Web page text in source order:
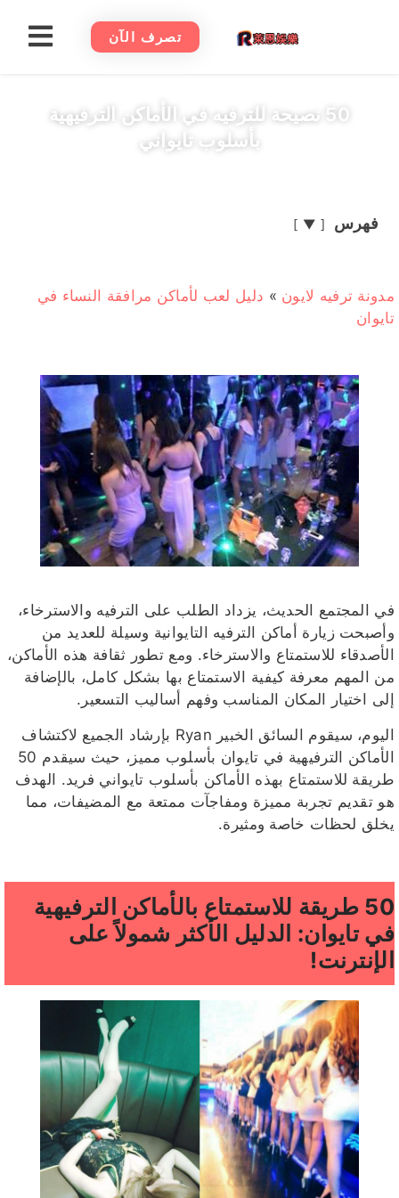
تصرف الآن
50 نصيحة للترفيه في الأماكن الترفيهية
بأسلوب تايواني
فهرس ▼
مدونة ترفيه لايون » دليل لعب لأماكن مرافقة النساء في
تايوان
في المجتمع الحديث، يزداد الطلب على الترفيه والاسترخاء،
وأصبحت زيارة أماكن الترفيه التايوانية وسيلة للعديد من
الأصدقاء للاستمتاع والاسترخاء. ومع تطور ثقافة هذه الأماكن،
من المهم معرفة كيفية الاستمتاع بها بشكل كامل، بالإضافة
إلى اختيار المكان المناسب وفهم أساليب التسعير.
اليوم، سيقوم السائق الخبير Ryan بإرشاد الجميع لاكتشاف
الأماكن الترفيهية في تايوان بأسلوب مميز، حيث سيقدم 50
طريقة للاستمتاع بهذه الأماكن بأسلوب تايواني فريد. الهدف
هو تقديم تجربة مميزة ومفاجآت ممتعة مع المضيفات، مما
يخلق لحظات خاصة ومثيرة.
50 طريقة للاستمتاع بالأماكن الترفيهية
في تايوان: الدليل الأكثر شمولاً على
الإنترنت!